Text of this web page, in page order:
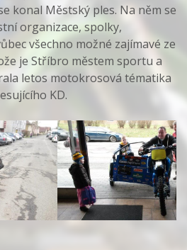
konal Městský ples. Na něm se
organizace, spolky,
všechno možné zajímavé ze
je Stříbro městem sportu a
letos motokrosová tématika
KD.